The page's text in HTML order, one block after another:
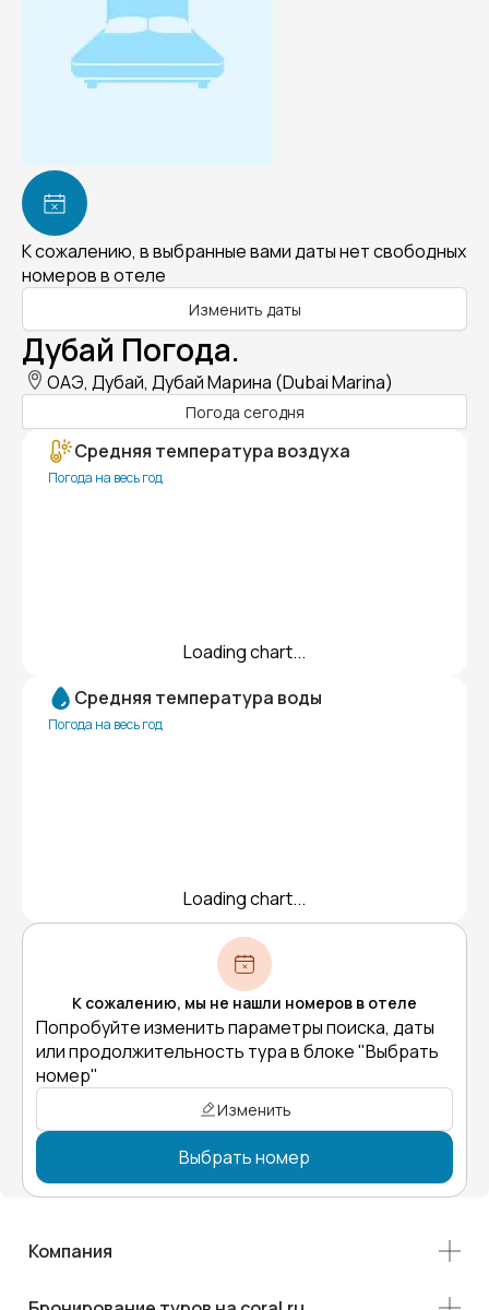
К сожалению, в выбранные вами даты нет свободных
номеров в отеле
Изменить даты
Дубай Погода.
ОАЭ, Дубай, Дубай Марина (Dubai Marina)
Погода сегодня
Средняя температура воздуха
Погода на весь год
Loading chart...
Средняя температура воды
Погода на весь год
Loading chart...
К сожалению, мы не нашли номеров в отеле
Попробуйте изменить параметры поиска, даты
или продолжительность тура в блоке "Выбрать
номер"
Изменить
Выбрать номер
Компания